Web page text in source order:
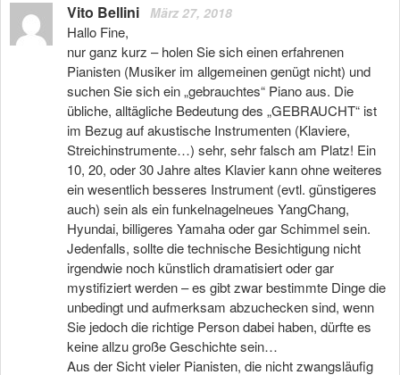
Vito Bellini März 27, 2018
Hallo Fine,
nur ganz kurz – holen Sie sich einen erfahrenen
Pianisten (Musiker im allgemeinen genügt nicht) und
suchen Sie sich ein „gebrauchtes“ Piano aus. Die
übliche, alltägliche Bedeutung des „GEBRAUCHT“ ist
im Bezug auf akustische Instrumenten (Klaviere,
Streichinstrumente…) sehr, sehr falsch am Platz! Ein
10, 20, oder 30 Jahre altes Klavier kann ohne weiteres
ein wesentlich besseres Instrument (evtl. günstigeres
auch) sein als ein funkelnagelneues YangChang,
Hyundai, billigeres Yamaha oder gar Schimmel sein.
Jedenfalls, sollte die technische Besichtigung nicht
irgendwie noch künstlich dramatisiert oder gar
mystifiziert werden – es gibt zwar bestimmte Dinge die
unbedingt und aufmerksam abzuchecken sind, wenn
Sie jedoch die richtige Person dabei haben, dürfte es
keine allzu große Geschichte sein…
Aus der Sicht vieler Pianisten, die nicht zwangsläufig